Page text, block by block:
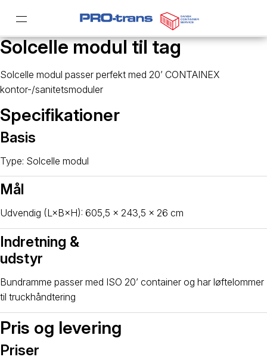
Solcelle modul til tag
Solcelle modul passer perfekt med 20’ CONTAINEX
kontor-/sanitetsmoduler
Specifikationer
Basis
Type: Solcelle modul
Mål
Udvendig (L×B×H): 605,5 × 243,5 × 26 cm
Indretning &
udstyr
Bundramme passer med ISO 20’ container og har løftelommer
til truckhåndtering
Pris og levering
Priser